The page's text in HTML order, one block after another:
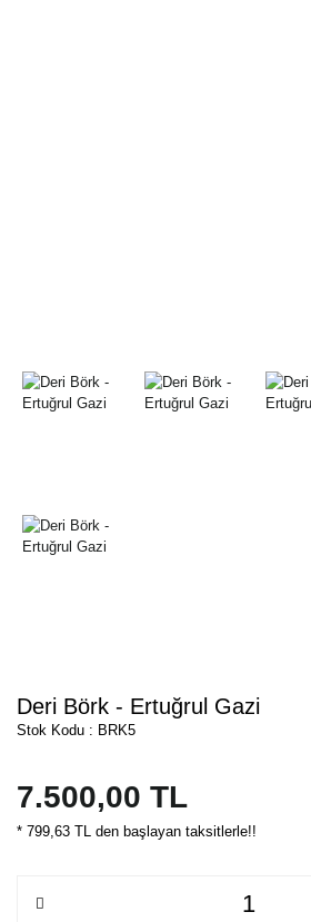
Deri Börk - Ertuğrul Gazi
Stok Kodu : BRK5
7.500,00 TL
* 799,63 TL den başlayan taksitlerle!!